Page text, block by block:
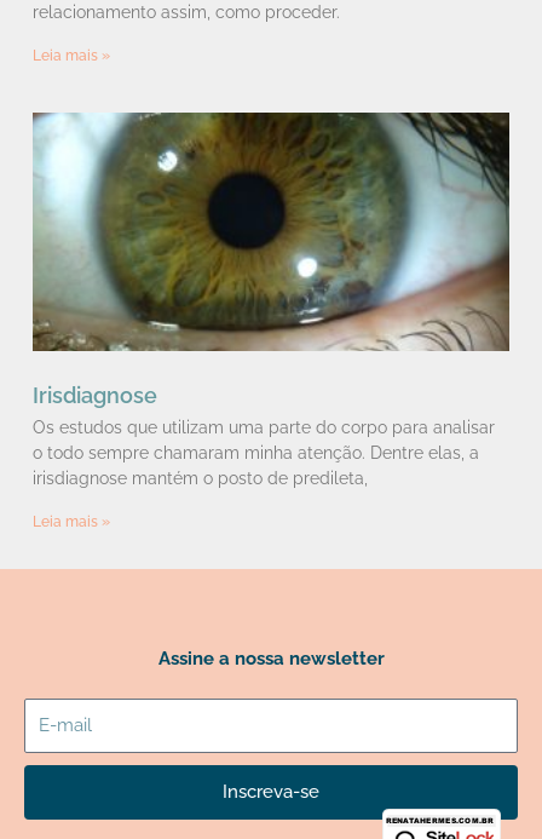
relacionamento assim, como proceder.
Leia mais »
Irisdiagnose
Os estudos que utilizam uma parte do corpo para analisar
o todo sempre chamaram minha atenção. Dentre elas, a
irisdiagnose mantém o posto de predileta,
Leia mais »
Assine a nossa newsletter
E-
mail
Inscreva-se